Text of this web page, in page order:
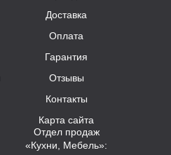
Доставка
Оплата
Гарантия
Отзывы
Контакты
Карта сайта
Отдел продаж
«Кухни, Мебель»: